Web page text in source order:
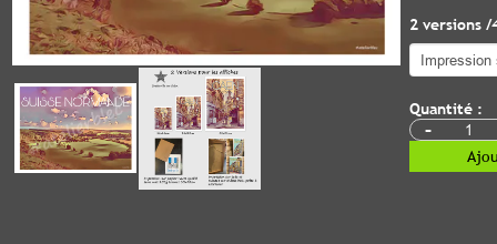
2 versions
Quantité :
-